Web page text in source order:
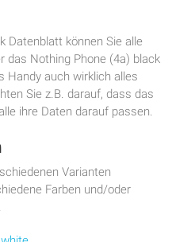
Datenblatt können Sie alle
das Nothing Phone (4a) black
Handy auch wirklich alles
Sie z.B. darauf, dass das
ihre Daten darauf passen.
Varianten
Farben und/oder